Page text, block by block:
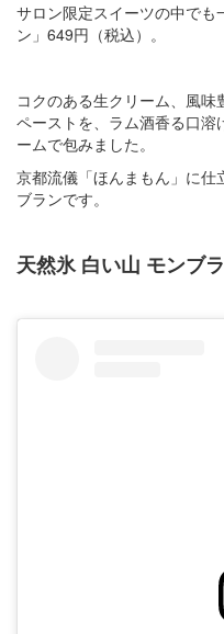
サロン限定スイーツの中でも
ン」649円（税込）。
コクのある生クリーム、風
ペーストを、ラム酒香る口溶
ームで包みました。
京都流儀「ほんまもん」に
ブランです。
天然氷 白い山 モンブ